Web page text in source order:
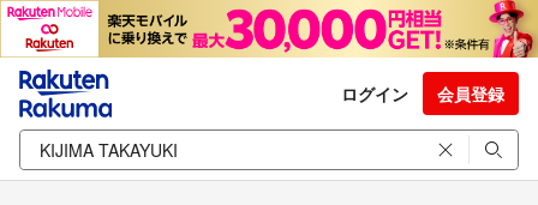
ログイン 会員登録